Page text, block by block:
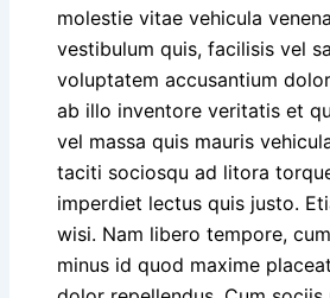
molestie vitae vehicula
vestibulum quis, facilisis vel
voluptatem accusantium
ab illo inventore veritatis et
vel massa quis mauris
taciti sociosqu ad litora
imperdiet lectus quis justo.
wisi. Nam libero tempore,
minus id quod maxime